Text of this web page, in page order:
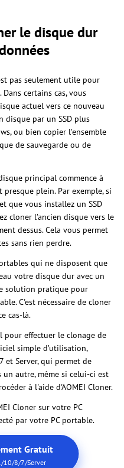
le disque dur
pas seulement utile pour
certains cas, vous
actuel vers ce nouveau
disque par un SSD plus
ou bien copier l’ensemble
de sauvegarde ou de
principal commence à
plein. Par exemple, si
que vous installez un SSD
cloner l’ancien disque vers le
dessus. Cela vous permet
sans rien perdre.
qui ne disposent que
votre disque dur avec un
solution pratique pour
C'est nécessaire de cloner
cas-là.
effectuer le clonage de
simple d’utilisation,
et Server, qui permet de
autre, même si celui-ci est
à l'aide d'AOMEI Cloner.
Cloner sur votre PC
par votre PC portable.
Gratuit
10/8/7/Server